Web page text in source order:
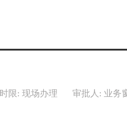
时限: 现场办理 审批人: 业务